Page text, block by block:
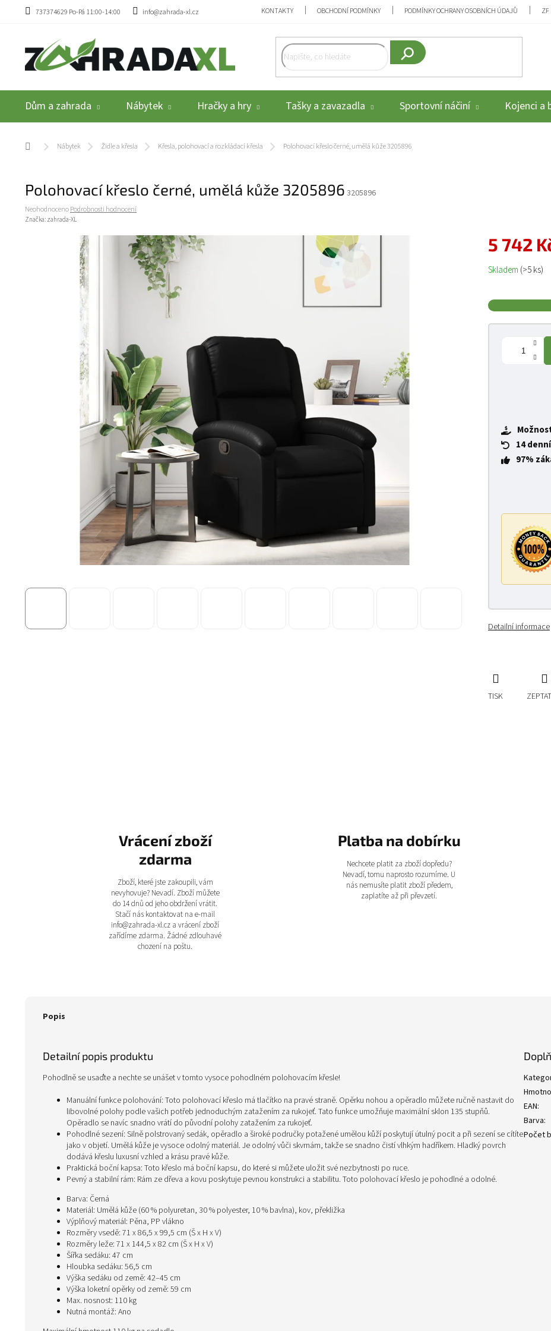
Přejít na obsah
737374629 Po-Pá 11:00-14:00 info@zahrada-xl.cz KONTAKTY OBCHODNÍ PODMÍNKY PODMÍNKY OCHRANY OSOBNÍCH ÚDAJŮ
Hledat
Dům a zahrada Nábytek Hračky a hry Tašky a zavazadla Sportovní náčiní Kojenci a
Domů Nábytek Židle a křesla Křesla, polohovací a rozkládací křesla Polohovací křeslo černé, umělá kůže 3205896
Polohovací křeslo černé, umělá kůže 3205896 3205896
Průměrné hodnocení produktu je 0,0 z 5 hvězdiček.
NeohodnocenoPodrobnosti hodnocení
Značka: zahrada-XL
5 742
Měrná cena:
Skladem (>5 ks)
14
97%
Detailní informace
TISK
Vrácení zboží
zdarma
Zboží, které jste zakoupili, vám
nevyhovuje? Nevadí. Zboží můžete
do 14 dnů od jeho obdržení vrátit.
Stačí nás kontaktovat na e-mail
info@zahrada-xl.cz a vrácení zboží
zařídíme zdarma. Žádné zdlouhavé
chození na poštu.
Platba na dobírku
Nechcete platit za zboží dopředu?
Nevadí, tomu naprosto rozumíme. U
nás nemusíte platit zboží předem,
zaplatíte až při převzetí.
Popis
Detailní popis produktu
Pohodlně se usaďte a nechte se unášet v tomto vysoce pohodlném polohovacím křesle!
Manuální funkce polohování: Toto polohovací křeslo má tlačítko na pravé straně. Opěrku nohou a opěradlo můžete ručně nastavit do
libovolné polohy podle vašich potřeb jednoduchým zatažením za rukojeť. Tato funkce umožňuje maximální sklon 135 stupňů.
Opěradlo se navíc snadno vrátí do původní polohy zatažením za rukojeť.
Pohodlné sezení: Silně polstrovaný sedák, opěradlo a široké područky potažené umělou kůží poskytují útulný pocit a při sezení se cítíte
jako v objetí. Umělá kůže je vysoce odolný materiál. Je odolný vůči skvrnám, takže se snadno čistí vlhkým hadříkem. Hladký povrch
dodává křeslu luxusní vzhled a krásu pravé kůže.
Praktická boční kapsa: Toto křeslo má boční kapsu, do které si můžete uložit své nezbytnosti po ruce.
Pevný a stabilní rám: Rám ze dřeva a kovu poskytuje pevnou konstrukci a stabilitu. Toto polohovací křeslo je pohodlné a odolné.
Barva: Černá
Materiál: Umělá kůže (60 % polyuretan, 30 % polyester, 10 % bavlna), kov, překližka
Výplňový materiál: Pěna, PP vlákno
Rozměry vsedě: 71 x 86,5 x 99,5 cm (Š x H x V)
Rozměry leže: 71 x 144,5 x 82 cm (Š x H x V)
Šířka sedáku: 47 cm
Hloubka sedáku: 56,5 cm
Výška sedáku od země: 42–45 cm
Výška loketní opěrky od země: 59 cm
Max. nosnost: 110 kg
Nutná montáž: Ano
EAN:
Barva:
Počet